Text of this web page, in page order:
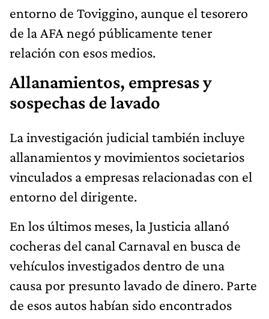
entorno de Toviggino, aunque el tesorero
de la AFA negó públicamente tener
relación con esos medios.
Allanamientos, empresas y
sospechas de lavado
La investigación judicial también incluye
allanamientos y movimientos societarios
vinculados a empresas relacionadas con el
entorno del dirigente.
En los últimos meses, la Justicia allanó
cocheras del canal Carnaval en busca de
vehículos investigados dentro de una
causa por presunto lavado de dinero. Parte
de esos autos habían sido encontrados